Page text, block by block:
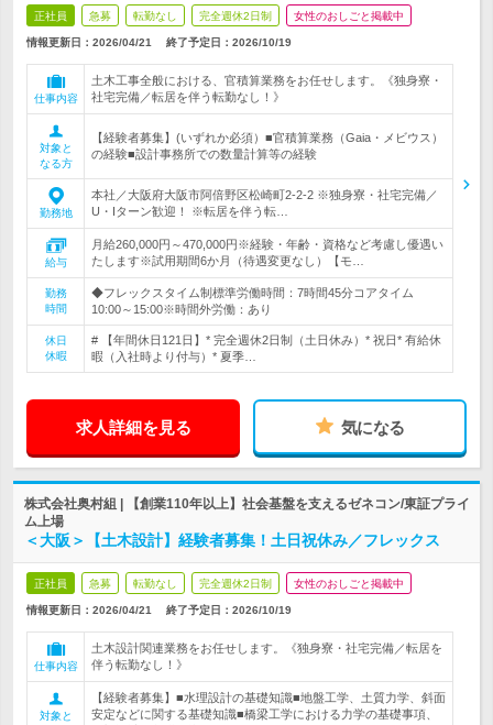
正社員 急募 転勤なし 完全週休2日制 女性のおしごと掲載中
情報更新日：2026/04/21 終了予定日： 2026/10/19
仕事内容
土木工事全般における、官積算業務をお任せします。《独身寮・
社宅完備／転居を伴う転勤なし！》
対象と
なる方
【経験者募集】(いずれか必須）■官積算業務（Gaia・メビウス）
の経験■設計事務所での数量計算等の経験
勤務地
本社／大阪府大阪市阿倍野区松崎町2-2-2 ※独身寮・社宅完備／
U・Iターン歓迎！ ※転居を伴う転…
給与
月給260,000円～470,000円※経験・年齢・資格など考慮し優遇い
たします※試用期間6か月（待遇変更なし）【モ…
勤務
時間
◆フレックスタイム制標準労働時間：7時間45分コアタイム
10:00～15:00※時間外労働：あり
休日
休暇
# 【年間休日121日】* 完全週休2日制（土日休み）* 祝日* 有給休
暇（入社時より付与）* 夏季…
求人詳細を見る 気になる
株式会社奥村組 | 【創業110年以上】社会基盤を支えるゼネコン/東証プライ
ム上場
＜大阪＞【土木設計】経験者募集！土日祝休み／フレックス
正社員 急募 転勤なし 完全週休2日制 女性のおしごと掲載中
情報更新日：2026/04/21 終了予定日： 2026/10/19
仕事内容
土木設計関連業務をお任せします。《独身寮・社宅完備／転居を
伴う転勤なし！》
対象と
【経験者募集】■水理設計の基礎知識■地盤工学、土質力学、斜面
安定などに関する基礎知識■橋梁工学における力学の基礎事項、